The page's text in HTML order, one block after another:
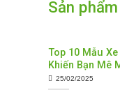
Sản
Top 10 Mẫu
Khiến Bạn Mê
25/02/2025